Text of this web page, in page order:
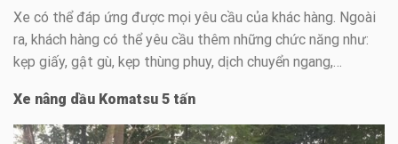
Xe có thể đáp ứng được mọi yêu cầu của khác hàng. Ngoài
ra, khách hàng có thể yêu cầu thêm những chức năng như:
kẹp giấy, gật gù, kẹp thùng phuy, dịch chuyển ngang,…
Xe nâng dầu Komatsu 5 tấn